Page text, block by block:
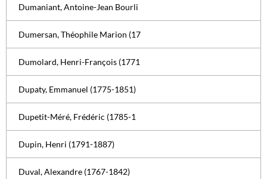
Dumaniant, Antoine-Jean Bourli
Dumersan, Théophile Marion (17
Dumolard, Henri-François (1771
Dupaty, Emmanuel (1775-1851)
Dupetit-Méré, Frédéric (1785-1
Dupin, Henri (1791-1887)
Duval, Alexandre (1767-1842)